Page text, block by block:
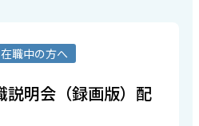
在職中の方へ
説明会（録画版）配